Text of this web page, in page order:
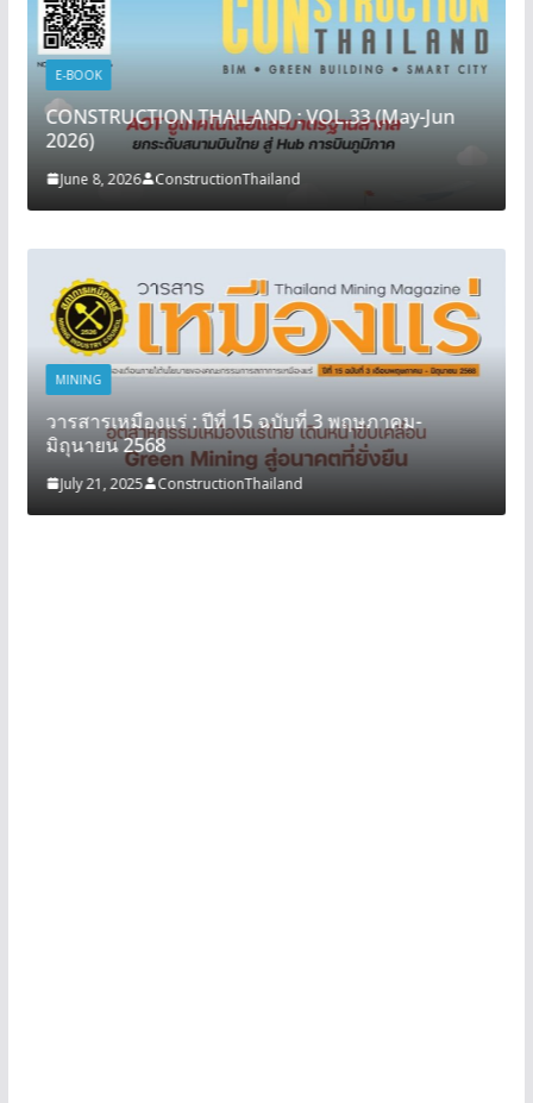
E-BOOK
CONSTRUCTION THAILAND : VOL.33 (May-Jun
2026)
June 8, 2026 ConstructionThailand
MINING
วารสารเหมืองแร่ : ปีที่ 15 ฉบับที่ 3 พฤษภาคม-
มิถุนายน 2568
July 21, 2025 ConstructionThailand